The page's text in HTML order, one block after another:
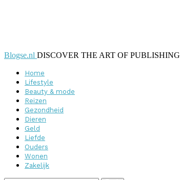
Blogse.nl DISCOVER THE ART OF PUBLISHING
Home
Lifestyle
Beauty & mode
Reizen
Gezondheid
Dieren
Geld
Liefde
Ouders
Wonen
Zakelijk